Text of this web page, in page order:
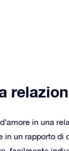
in una
un rapporto di